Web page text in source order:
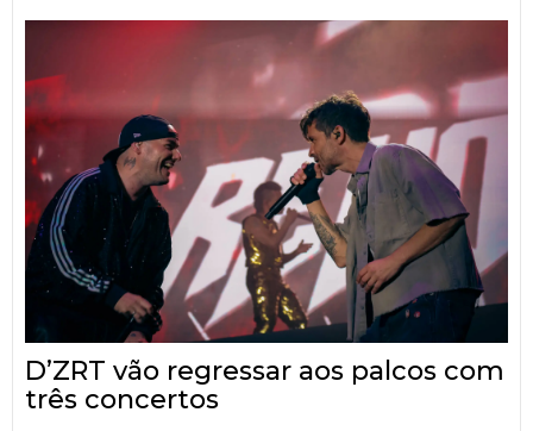
D’ZRT vão regressar aos palcos com
três concertos